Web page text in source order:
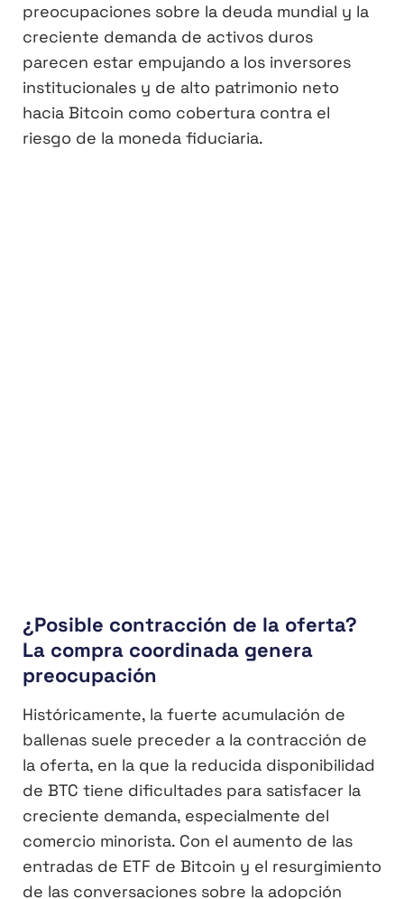
preocupaciones sobre la deuda mundial y la
creciente demanda de activos duros
parecen estar empujando a los inversores
institucionales y de alto patrimonio neto
hacia Bitcoin como cobertura contra el
riesgo de la moneda fiduciaria.
¿Posible contracción de la oferta?
La compra coordinada genera
preocupación
Históricamente, la fuerte acumulación de
ballenas suele preceder a la contracción de
la oferta, en la que la reducida disponibilidad
de BTC tiene dificultades para satisfacer la
creciente demanda, especialmente del
comercio minorista. Con el aumento de las
entradas de ETF de Bitcoin y el resurgimiento
de las conversaciones sobre la adopción